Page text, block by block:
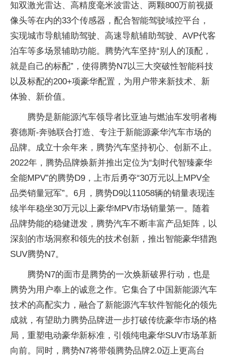
知双激光雷达、高精度毫米波雷达、两颗800万前视摄
像头等在内的33个传感器，配合智能驾驶域控平台，
实现城市导航辅助驾驶、高速导航辅助驾驶、AVP代客
泊车等多场景辅助功能。腾势汽车坚持“别人的顶配，
就是自己的标配”，使得腾势N7以三大突破性智能科技
以及标配的200+项豪华配置，为用户带来新技术、新
体验、新价值。
腾势是新能源汽车领导者比亚迪与燃油车发明者梅
赛德斯-奔驰联合打造、专注于新能源豪华汽车市场的
品牌。成立十余年来，腾势汽车坚持初心、创新不止。
2022年，腾势品牌焕新并推出定位为“划时代智臻豪华
全能MPV”的腾势D9，上市后勇夺“30万元以上MPV全
品类销量冠军”。6月，腾势D9以11058辆的销量表现连
续半年稳坐30万元以上豪华MPV市场销量第一。随着
品牌势能的稳健迸发，腾势汽车不断丰富产品矩阵，以
深刻的市场洞察和领先的技术创新，推出智能豪华猎跑
SUV腾势N7。
腾势N7的面市是腾势的一次焕新破界行动，也是
腾势为用户奉上的诚意之作。它集合了中国新能源汽车
技术的高配实力，融合了新能源汽车软件智能化的领先
成就，有望助力腾势品牌进一步打破传统豪华市场的格
局，重塑电动豪华新标准，引领纯电豪华SUV市场革新
向前。同时，腾势N7将带领腾势品牌2.0迈上更高台